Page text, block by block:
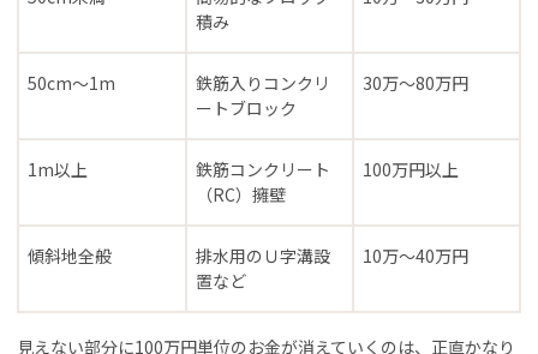
積み
50cm〜1m
鉄筋入りコンクリ
ートブロック
30万〜80万円
1m以上
鉄筋コンクリート
（RC）擁壁
100万円以上
傾斜地全般
排水用のＵ字溝設
置など
10万〜40万円
見えない部分に100万円単位のお金が消えていくのは、正直かなり